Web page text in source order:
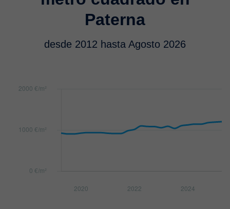
Paterna
desde 2012 hasta Agosto 2026